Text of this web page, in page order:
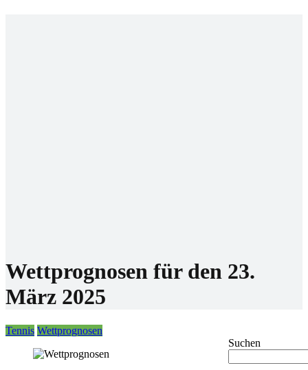
Wettprognosen für den 23.
März 2025
Tennis Wettprognosen
Suchen